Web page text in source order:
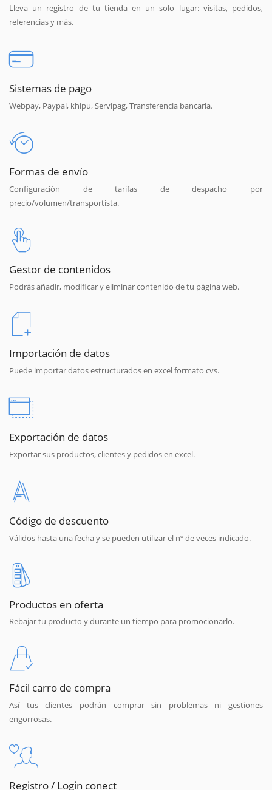
Lleva un registro de tu tienda en un solo lugar: visitas, pedidos,
referencias y más.
Sistemas de pago
Webpay, Paypal, khipu, Servipag, Transferencia bancaria.
Formas de envío
Configuración de tarifas de despacho por
precio/volumen/transportista.
Gestor de contenidos
Podrás añadir, modificar y eliminar contenido de tu página web.
Importación de datos
Puede importar datos estructurados en excel formato cvs.
Exportación de datos
Exportar sus productos, clientes y pedidos en excel.
Código de descuento
Válidos hasta una fecha y se pueden utilizar el nº de veces indicado.
Productos en oferta
Rebajar tu producto y durante un tiempo para promocionarlo.
Fácil carro de compra
Así tus clientes podrán comprar sin problemas ni gestiones
engorrosas.
Registro / Login conect